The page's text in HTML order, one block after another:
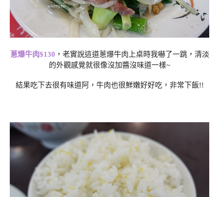
蔥爆牛肉$130 ，老實說這道蔥爆牛肉上桌時我嚇了一跳，清淡
的外觀感覺就很像沒加醬沒味道一樣~
結果吃下去很有味道阿，牛肉也很鮮嫩好好吃，非常下飯!!